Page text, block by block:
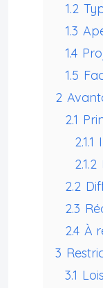
1.2
1.3
1.4
1.5
2
2.1
2.1.1
2.1.2
2.2
2.3
2.4 À
3
3.1